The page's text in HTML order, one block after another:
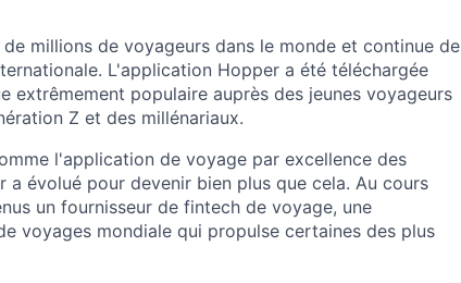
millions de voyageurs dans le monde et continue de
L'application Hopper a été téléchargée
extrêmement populaire auprès des jeunes voyageurs
Z et des millénariaux.
l'application de voyage par excellence des
évolué pour devenir bien plus que cela. Au cours
un fournisseur de fintech de voyage, une
voyages mondiale qui propulse certaines des plus